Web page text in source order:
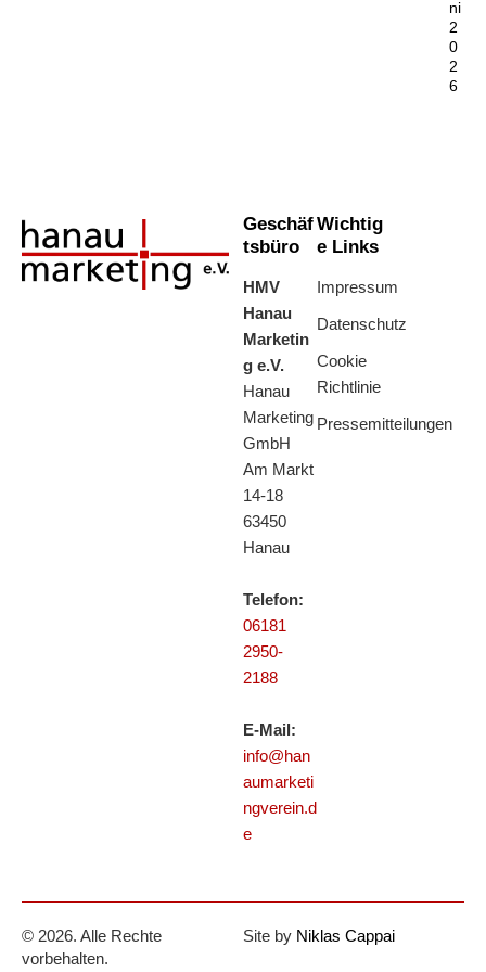
ni
2
0
2
6
Geschäf
tsbüro
HMV
Hanau
Marketin
g e.V.
Hanau
Marketing
GmbH
Am Markt
14-18
63450
Hanau
Telefon:
06181
2950-
2188
E-Mail:
info@han
aumarketi
ngverein.d
e
Wichtig
e Links
Impressum
Datenschutz
Cookie
Richtlinie
Pressemitteilungen
© 2026. Alle Rechte
vorbehalten.
Site by Niklas Cappai